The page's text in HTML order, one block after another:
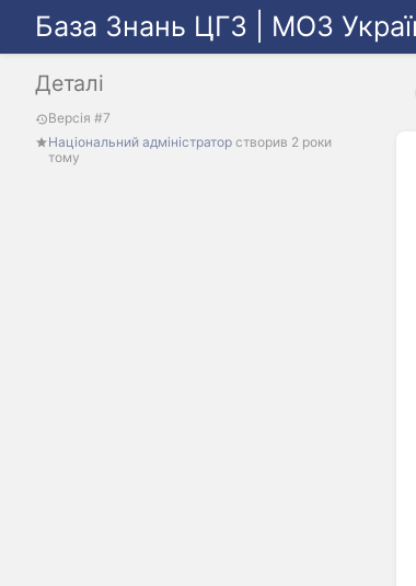
База Знань ЦГЗ | МОЗ
Деталі
Версія #7
Національний адміністратор створив 2 роки
тому